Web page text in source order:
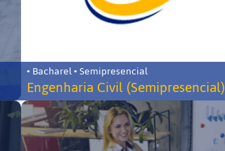
• Bacharel • Semipresencial
Engenharia Civil (Semipresencial)